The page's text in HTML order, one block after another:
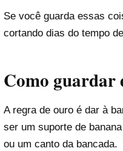
Se você guarda essas
cortando dias do tempo
Como guardar
A regra de ouro é dar à
ser um suporte de
ou um canto da bancada.